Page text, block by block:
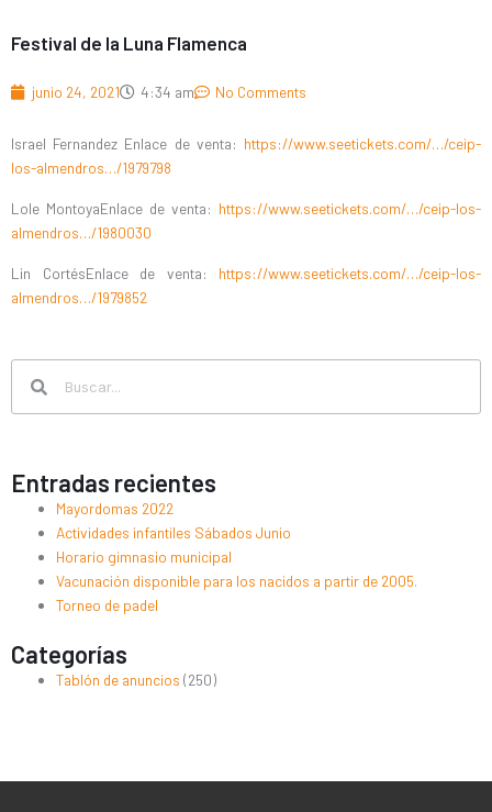
Festival de la Luna Flamenca
junio 24, 2021 4:34 am No Comments
Israel Fernandez Enlace de venta: https://www.seetickets.com/…/ceip-
los-almendros…/1979798
Lole MontoyaEnlace de venta: https://www.seetickets.com/…/ceip-los-
almendros…/1980030
Lin CortésEnlace de venta: https://www.seetickets.com/…/ceip-los-
almendros…/1979852
Entradas recientes
Mayordomas 2022
Actividades infantiles Sábados Junio
Horario gimnasio municipal
Vacunación disponible para los nacidos a partir de 2005.
Torneo de padel
Categorías
Tablón de anuncios (250)